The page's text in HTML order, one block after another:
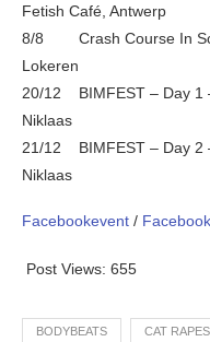
Fetish Café, Antwerp
8/8 Crash Course In
Lokeren
20/12 BIMFEST – Day 1
Niklaas
21/12 BIMFEST – Day 2
Niklaas
Facebookevent / Facebook
Post Views: 655
BODYBEATS CAT